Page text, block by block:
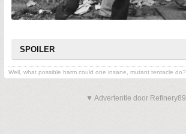
SPOILER
Well, what possible harm could one insane, mutant tentacle do?
▼ Advertentie door Refinery89